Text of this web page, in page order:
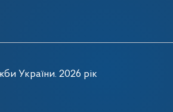
України. 2026 рік